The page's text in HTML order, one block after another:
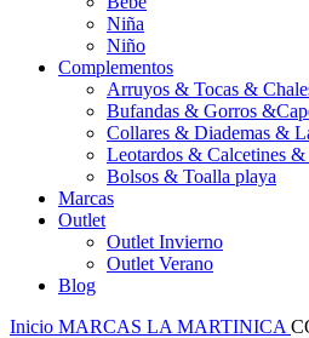
Niña
Niño
Complementos
Arruyos & Tocas &
Bufandas & Gorros
Collares & Diademas &
Leotardos & Calcetines
Bolsos & Toalla playa
Marcas
Outlet
Outlet Invierno
Outlet Verano
Blog
Inicio MARCAS LA MARTINICA